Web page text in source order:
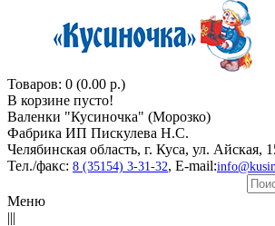
Товаров: 0 (0.00 р.)
В корзине пусто!
Валенки "Кусиночкa" (Морозко)
Фабрика ИП Пискулева Н.С.
Челябинская область, г. Куса, ул. Айская,
Тел./факс: 8 (35154) 3-31-32, E-mail:
Меню
|||